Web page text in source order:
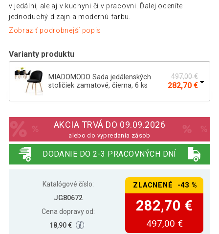
v jedálni, ale aj v kuchyni či v pracovni. Ďalej oceníte
jednoduchý dizajn a modernú farbu.
Zobraziť podrobnejší popis
Varianty produktu
MIADOMODO Sada jedálenských
stoličiek zamatové, čierna, 6 ks
497,00 €
282,70 €
zamatové, tm. šedá, 6 ks
AKCIA TRVÁ DO 09.09.2026
alebo do vypredania zásob
DODANIE DO 2-3 PRACOVNÝCH DNÍ
Katalógové číslo:
JG80672
Cena dopravy od:
18,90 €
ZLACNENÉ -43 %
282,70 €
497,00 €